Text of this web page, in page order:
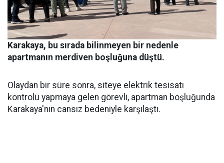
Karakaya, bu sırada bilinmeyen bir nedenle
apartmanın merdiven boşluğuna düştü.
Olaydan bir süre sonra, siteye elektrik tesisatı
kontrolü yapmaya gelen görevli, apartman boşluğunda
Karakaya'nın cansız bedeniyle karşılaştı.